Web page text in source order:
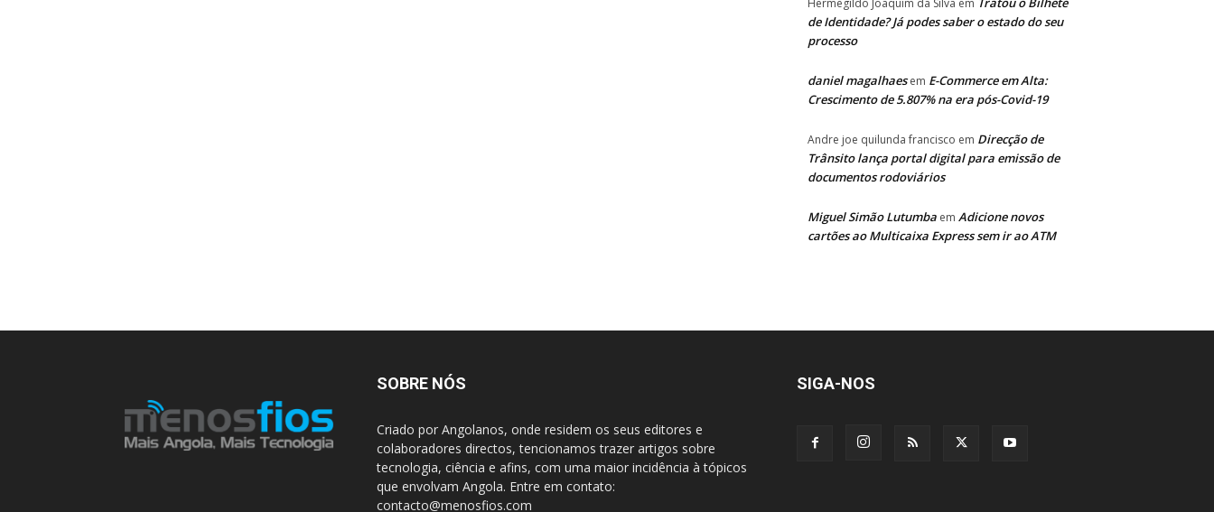
Hermegildo Joaquim da Silva em
de Identidade? Já podes saber o estado do seu
processo
daniel magalhaesem E-Commerce em Alta:
Crescimento de 5.807% na era pós-Covid-19
Andre joe quilunda francisco em Direcção de
Trânsito lança portal digital para emissão de
documentos rodoviários
Miguel Simão Lutumba em Adicione novos
cartões ao Multicaixa Express sem ir ao ATM
SOBRE NÓS
Criado por Angolanos, onde residem os seus editores e
colaboradores directos, tencionamos trazer artigos sobre
tecnologia, ciência e afins, com uma maior incidência à tópicos
que envolvam Angola. Entre em contato:
contacto@menosfios.com
SIGA-NOS